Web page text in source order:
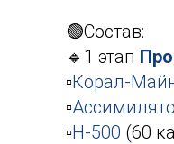
🟢Состав:
🔹1 этап
▫️Корал-
▫️
▫️Н-500 (60